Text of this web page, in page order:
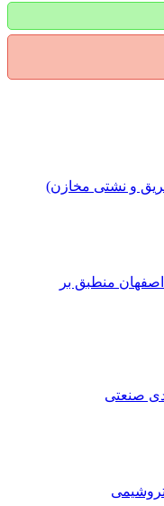
نشتی مخازن)
های آماری 1395 اصفهان منطبق بر